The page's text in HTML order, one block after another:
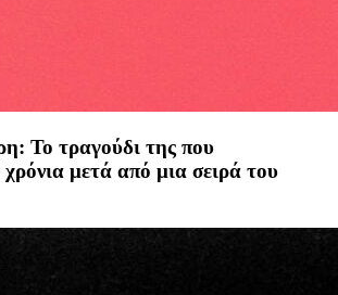
Το τραγούδι της που
μετά από μια σειρά του